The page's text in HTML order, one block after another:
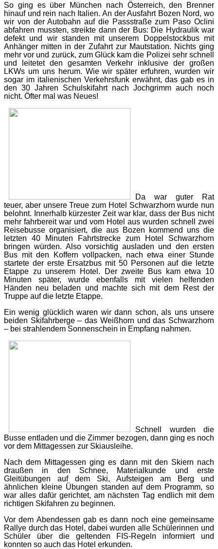
So ging es über München nach Österreich, den Brenner
hinauf und rein nach Italien. An der Ausfahrt Bozen Nord, wo
wir von der Autobahn auf die Passstraße zum Paso Oclini
abfahren mussten, streikte dann der Bus: Die Hydraulik war
defekt und wir standen mit unserem Doppelstockbus mit
Anhänger mitten in der Zufahrt zur Mautstation. Nichts ging
mehr vor und zurück, zum Glück kam die Polizei sehr schnell
und leitetet den gesamten Verkehr inklusive der großen
LKWs um uns herum. Wie wir später erfuhren, wurden wir
sogar im italienischen Verkehrsfunk erwähnt, das gab es in
den 30 Jahren Schulskifahrt nach Jochgrimm auch noch
nicht. Öfter mal was Neues!
Da war guter Rat
teuer, aber unsere Treue zum Hotel Schwarzhorn wurde nun
belohnt. Innerhalb kürzester Zeit war klar, dass der Bus nicht
mehr fahrbereit war und vom Hotel aus wurden schnell zwei
Reisebusse organisiert, die aus Bozen kommend uns die
letzten 40 Minuten Fahrtstrecke zum Hotel Schwarzhorn
bringen würden. Also vorsichtig ausladen und den ersten
Bus mit den Koffern vollpacken, nach etwa einer Stunde
startete der erste Ersatzbus mit 50 Personen auf die letzte
Etappe zu unserem Hotel. Der zweite Bus kam etwa 10
Minuten später, wurde ebenfalls mit vielen helfenden
Händen neu beladen und machte sich mit dem Rest der
Truppe auf die letzte Etappe.
Ein wenig glücklich waren wir dann schon, als uns unsere
beiden Skifahrberge – das Weißhorn und das Schwarzhorn
– bei strahlendem Sonnenschein in Empfang nahmen.
Schnell wurden die
Busse entladen und die Zimmer bezogen, dann ging es noch
vor dem Mittagessen zur Skiausleihe.
Nach dem Mittagessen ging es dann mit den Skiern nach
draußen in den Schnee, Materialkunde und erste
Gleitübungen auf dem Ski, Aufsteigen am Berg und
ähnlichen kleine Übungen standen auf dem Programm, so
war alles dafür gerichtet, am nächsten Tag endlich mit dem
richtigen Skifahren zu beginnen.
Vor dem Abendessen gab es dann noch eine gemeinsame
Rallye durch das Hotel, dabei wurden alle Schülerinnen und
Schüler über die geltenden FIS-Regeln informiert und
konnten so auch das Hotel erkunden.